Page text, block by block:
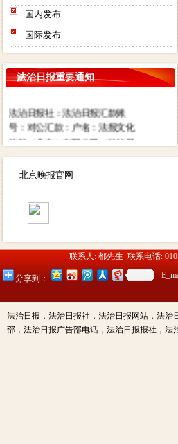
国内发布
国际发布
法治日报重要通知
法治日报社：法治日报汇款账
号：对公汇款：户名：法报文化
传媒（北京）有限公司（法治日
0200003509000184902 开户行：
他付款方式请致电广告部咨询电
话：01052869118
房产普
话联系
址在那
法治日报债权债务催
收公告登报流程费用
电话是多少联系人电
方式联系人是多
北京晚报官网
联系人: 都先生 联系电话:
分享到：
法治日报，法治日报社，法治日报网站，法
部，法治日报广告部电话，法治日报报社，法